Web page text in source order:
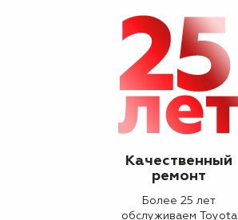
Качественный
ремонт
Более 25 лет
обслуживаем Toyota